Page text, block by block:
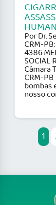
Por Dr.
CRM-
4386
SOCIAL
Câmara
CRM-
bombas
nosso
1